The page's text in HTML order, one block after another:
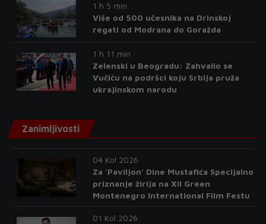
1 h 5 min
Više od 500 učesnika na Drinskoj
regati od Modrana do Goražda
1 h 11 min
Zelenski u Beogradu: Zahvalio se
Vučiću na podršci koju Srbija pruža
ukrajinskom narodu
Zanimljivosti
04 Kol 2026
Za 'Paviljon' Dine Mustafića Specijalno
priznanje žirija na XII Green
Montenegro International Film Festu
01 Kol 2026